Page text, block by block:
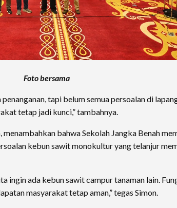
Foto bersama
tapi belum semua persoalan di
tetap jadi kunci,” tambahnya.
bahwa Sekolah Jangka Benah
kebun sawit monokultur yang telanjur
ingin ada kebun sawit campur tanaman lain.
masyarakat tetap aman,” tegas Simon.